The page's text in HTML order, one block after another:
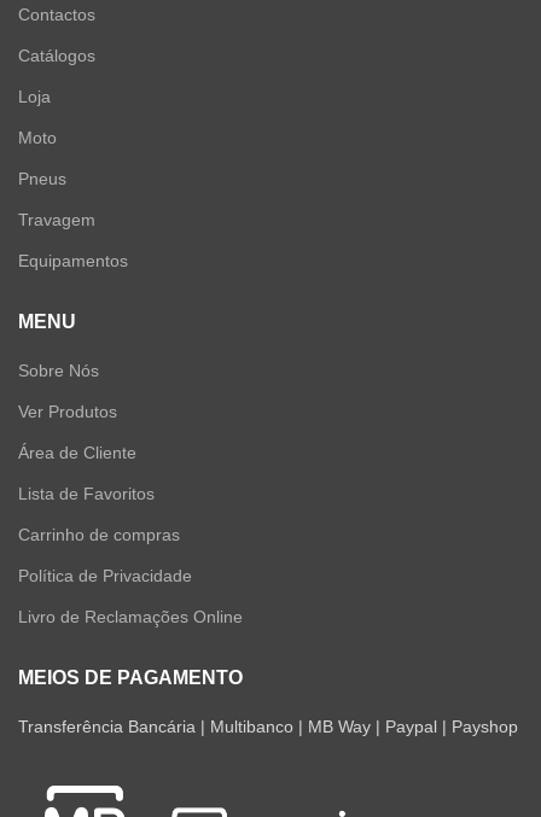
Contactos
Catálogos
Loja
Moto
Pneus
Travagem
Equipamentos
MENU
Sobre Nós
Ver Produtos
Área de Cliente
Lista de Favoritos
Carrinho de compras
Política de Privacidade
Livro de Reclamações Online
MEIOS DE PAGAMENTO
Transferência Bancária | Multibanco | MB Way | Paypal | Payshop